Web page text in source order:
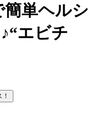
簡単ヘルシ
エビチ